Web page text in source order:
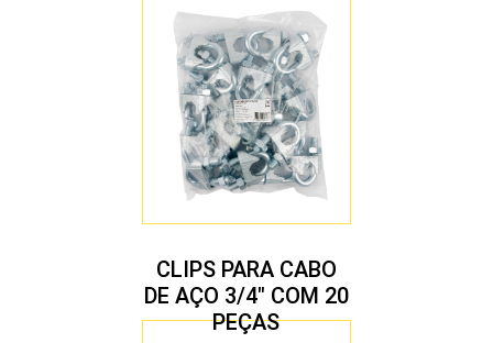
CLIPS PARA CABO
DE AÇO 3/4″ COM 20
PEÇAS